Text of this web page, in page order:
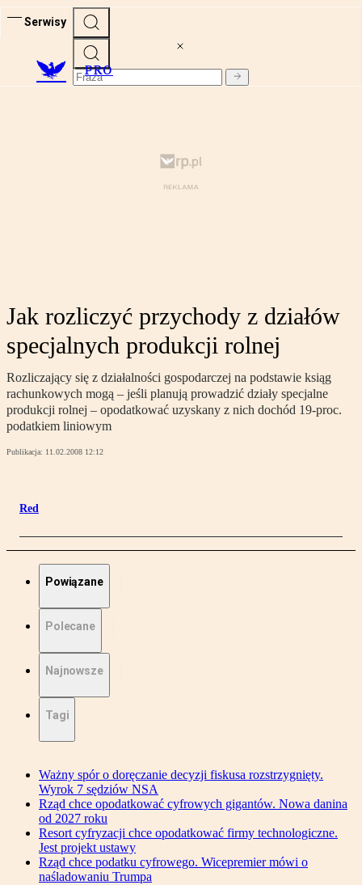
Serwisy
PRO
Jak rozliczyć przychody z działów
specjalnych produkcji rolnej
Rozliczający się z działalności gospodarczej na podstawie ksiąg
rachunkowych mogą – jeśli planują prowadzić działy specjalne
produkcji rolnej – opodatkować uzyskany z nich dochód 19-proc.
podatkiem liniowym
Publikacja: 11.02.2008 12:12
Red
Powiązane
Polecane
Najnowsze
Tagi
Ważny spór o doręczanie decyzji fiskusa rozstrzygnięty.
Wyrok 7 sędziów NSA
Rząd chce opodatkować cyfrowych gigantów. Nowa danina
od 2027 roku
Resort cyfryzacji chce opodatkować firmy technologiczne.
Jest projekt ustawy
Rząd chce podatku cyfrowego. Wicepremier mówi o
naśladowaniu Trumpa